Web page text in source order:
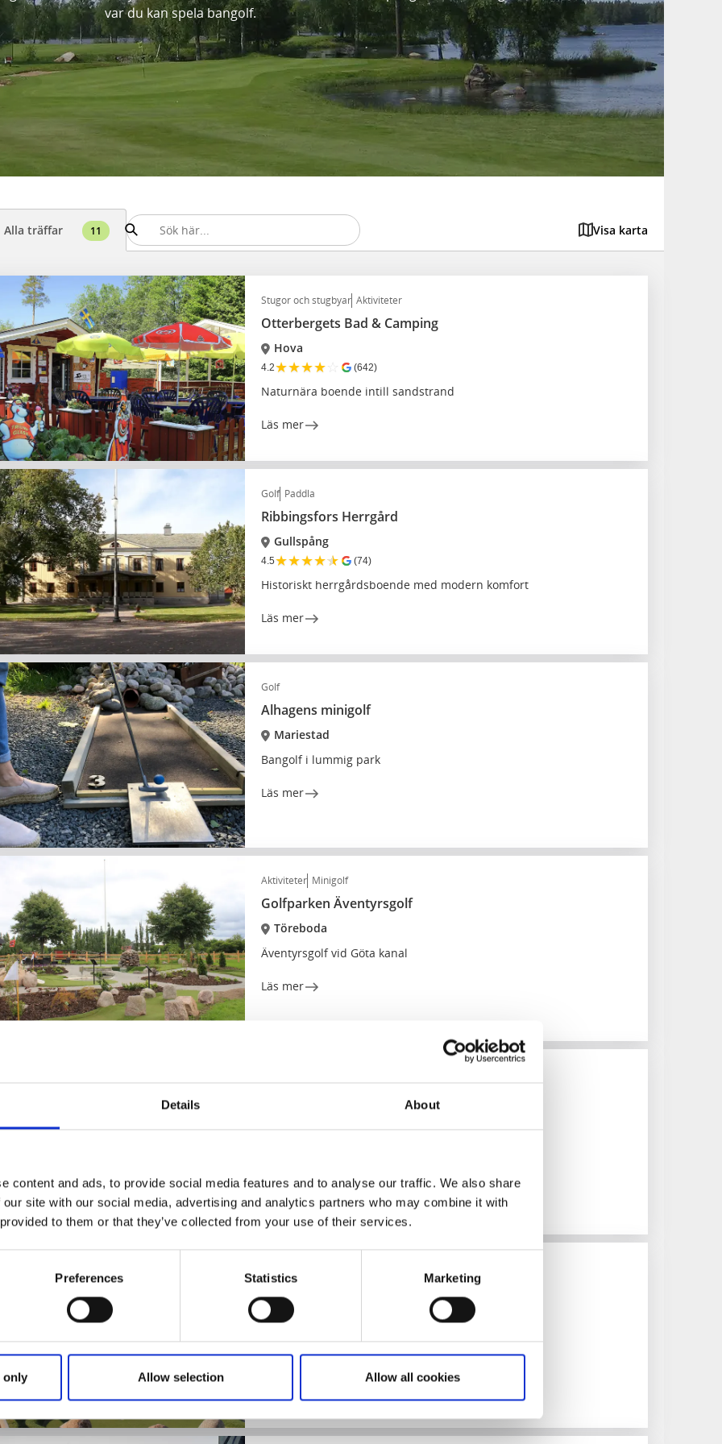
Details About
content and ads, to provide social media features and to analyse our traffic. We also share
site with our social media, advertising and analytics partners who may combine it with
to them or that they’ve collected from your use of their services.
Preferences Statistics Marketing
only Allow selection Allow all cookies
var du kan spela bangolf.
Alla träffar 11 Visa karta
Stugor och stugbyar Aktiviteter
Otterbergets Bad & Camping
Hova
4.2★★★★☆ (642)
Naturnära boende intill sandstrand
Läs mer
Golf Paddla
Ribbingsfors Herrgård
Gullspång
4.5★★★★★ (74)
Historiskt herrgårdsboende med modern komfort
Läs mer
Golf
Alhagens minigolf
Mariestad
Bangolf i lummig park
Läs mer
Aktiviteter Minigolf
Golfparken Äventyrsgolf
Töreboda
Äventyrsgolf vid Göta kanal
Läs mer
Café Bäcken - bangolf och aktiviteter
Läs mer
Mariestad
Äventyrsgolf vid Vänern